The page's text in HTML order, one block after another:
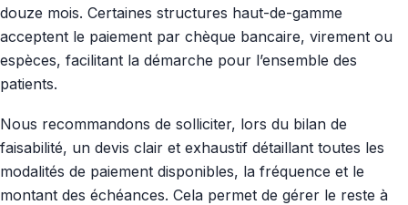
douze mois. Certaines structures haut-de-gamme
acceptent le paiement par chèque bancaire, virement ou
espèces, facilitant la démarche pour l’ensemble des
patients.
Nous recommandons de solliciter, lors du bilan de
faisabilité, un devis clair et exhaustif détaillant toutes les
modalités de paiement disponibles, la fréquence et le
montant des échéances. Cela permet de gérer le reste à